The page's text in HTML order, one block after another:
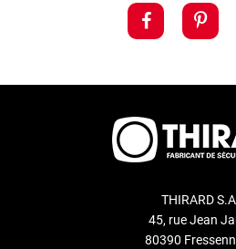
THIRARD
45, rue Jean
80390